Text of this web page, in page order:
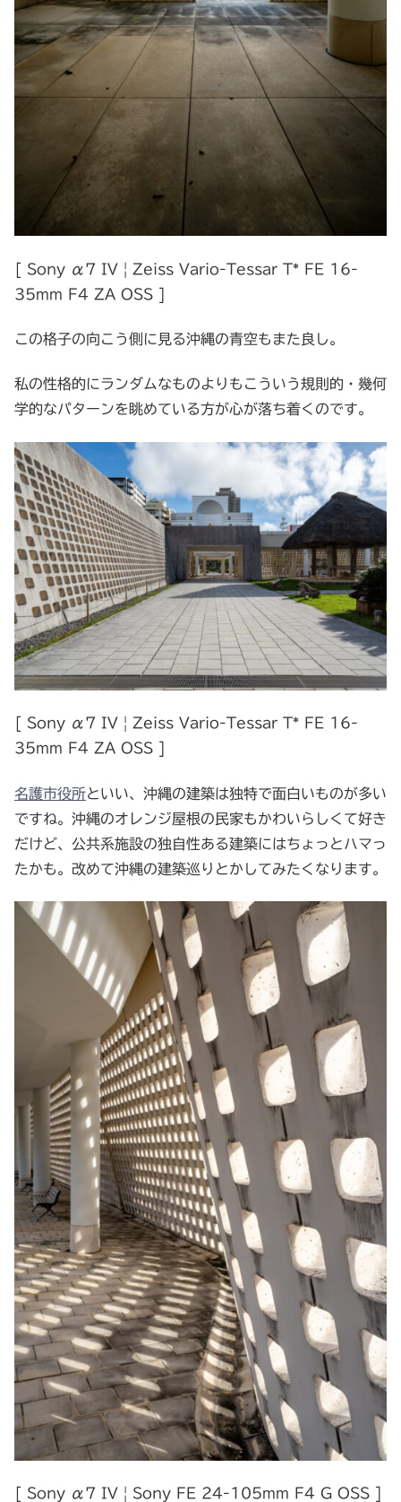
[ Sony α7 IV | Zeiss Vario-Tessar T* FE 16-
35mm F4 ZA OSS ]
この格子の向こう側に見る沖縄の青空もまた良し。
私の性格的にランダムなものよりもこういう規則的・幾何
学的なパターンを眺めている方が心が落ち着くのです。
[ Sony α7 IV | Zeiss Vario-Tessar T* FE 16-
35mm F4 ZA OSS ]
名護市役所といい、沖縄の建築は独特で面白いものが多い
ですね。沖縄のオレンジ屋根の民家もかわいらしくて好き
だけど、公共系施設の独自性ある建築にはちょっとハマっ
たかも。改めて沖縄の建築巡りとかしてみたくなります。
[ Sony α7 IV | Sony FE 24-105mm F4 G OSS ]